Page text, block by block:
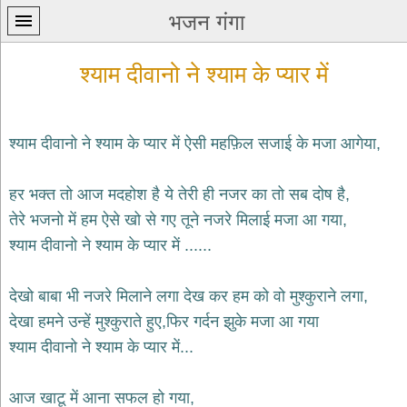
भजन गंगा
पन्ना
home
कृष्ण
bhajans
शिव
भजन
हनुमान
श्याम दीवानो ने श्याम के प्यार में
श्याम दीवानो ने श्याम के प्यार में ऐसी महफ़िल सजाई के मजा आगेया,
हर भक्त तो आज मदहोश है ये तेरी ही नजर का तो सब दोष है,
तेरे भजनो में हम ऐसे खो से गए तूने नजरे मिलाई मजा आ गया,
श्याम दीवानो ने श्याम के प्यार में ......
देखो बाबा भी नजरे मिलाने लगा देख कर हम को वो मुश्कुराने लगा,
देखा हमने उन्हें मुश्कुराते हुए,फिर गर्दन झुके मजा आ गया
श्याम दीवानो ने श्याम के प्यार में...
आज खाटू में आना सफल हो गया,